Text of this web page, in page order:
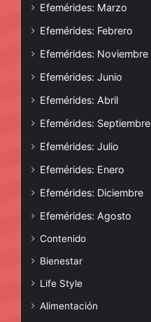
Efemérides: Marzo
Efemérides: Febrero
Efemérides: Noviembre
Efemérides: Junio
Efemérides: Abril
Efemérides: Septiembre
Efemérides: Julio
Efemérides: Enero
Efemérides: Diciembre
Efemérides: Agosto
Contenido
Bienestar
Life Style
Alimentación